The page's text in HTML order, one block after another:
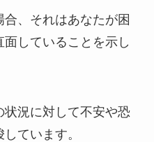
、それはあなたが困
していることを示し
状況に対して不安や恐
ています。